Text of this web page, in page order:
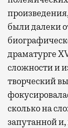
были далеки
драматурге
сложности и
творческий
сколько на
запутанной